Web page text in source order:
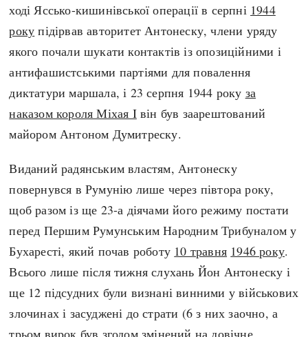
ході Яссько-кишинівської операції в серпні 1944
року підірвав авторитет Антонеску, члени уряду
якого почали шукати контактів із опозиційними і
антифашистськими партіями для повалення
диктатури маршала, і 23 серпня 1944 року за
наказом короля Міхая Iвін був заарештований
майором Антоном Думитреску.
Виданий радянським властям, Антонеску
повернувся в Румунію лише через півтора року,
щоб разом із ще 23-а діячами його режиму постати
перед Першим Румунським Народним Трибуналом у
Бухаресті, який почав роботу 10 травня 1946 року.
Всього лише після тижня слухань Йон Антонеску і
ще 12 підсудних були визнані винними у військових
злочинах і засуджені до страти (6 з них заочно, а
трьом вирок був згодом змінений на довічне